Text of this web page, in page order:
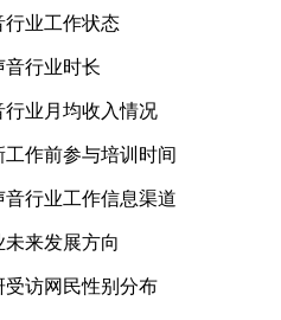
行业工作状态
音行业时长
行业月均收入情况
作前参与培训时间
行业工作信息渠道
来发展方向
受访网民性别分布